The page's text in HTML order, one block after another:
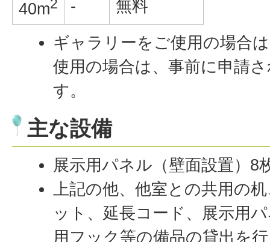
40m2 -
無料
ギャラリーをご使用の場合
使用の場合は、事前に申請
す。
主な設備
展示用パネル（壁面設置）8
上記の他、他室との共用の
ット、延長コード、展示用
用フック等の備品の貸出を